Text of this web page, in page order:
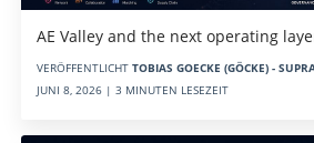
AE Valley and the next operating
VERÖFFENTLICHT TOBIAS GOECKE (GÖCKE) -
JUNI 8, 2026 | 3 MINUTEN LESEZEIT